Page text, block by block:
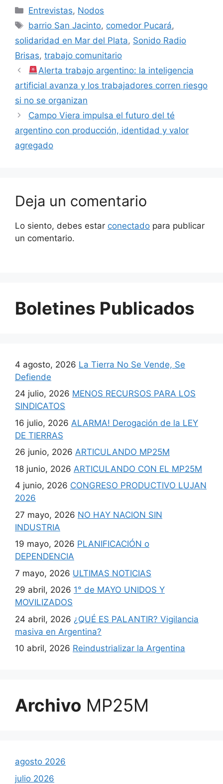
Entrevistas, Nodos
barrio San Jacinto, comedor Pucará,
solidaridad en Mar del Plata, Sonido Radio
Brisas, trabajo comunitario
Alerta trabajo argentino: la inteligencia
artificial avanza y los trabajadores corren riesgo
si no se organizan
Campo Viera impulsa el futuro del té
argentino con producción, identidad y valor
agregado
Deja un comentario
Lo siento, debes estar conectado para publicar
un comentario.
Boletines Publicados
4 agosto, 2026 La Tierra No Se Vende, Se
Defiende
24 julio, 2026 MENOS RECURSOS PARA LOS
SINDICATOS
16 julio, 2026 ALARMA! Derogación de la LEY
DE TIERRAS
26 junio, 2026 ARTICULANDO MP25M
18 junio, 2026 ARTICULANDO CON EL MP25M
4 junio, 2026 CONGRESO PRODUCTIVO LUJAN
2026
27 mayo, 2026 NO HAY NACION SIN
INDUSTRIA
19 mayo, 2026 PLANIFICACIÓN o
DEPENDENCIA
7 mayo, 2026 ULTIMAS NOTICIAS
29 abril, 2026 1° de MAYO UNIDOS Y
MOVILIZADOS
24 abril, 2026 ¿QUÉ ES PALANTIR? Vigilancia
masiva en Argentina?
10 abril, 2026 Reindustrializar la Argentina
Archivo MP25M
agosto 2026
julio 2026